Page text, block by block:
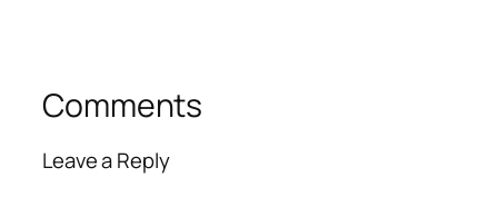
Comments
Leave a Reply